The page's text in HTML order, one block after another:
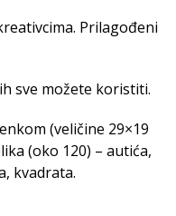
Prilagođeni
sve možete koristiti.
(veličine 29×19
(oko 120) – autića,
kvadrata.